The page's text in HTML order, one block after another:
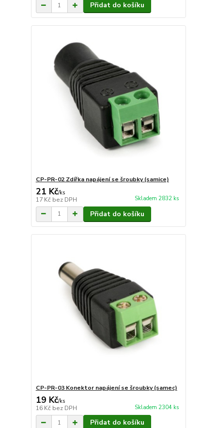
Přidat do košíku
CP-PR-02 Zdířka napájení se šroubky (samice)
21 Kč/ks
17 Kč bez DPH Skladem 2832 ks
Přidat do košíku
CP-PR-03 Konektor napájení se šroubky (samec)
19 Kč/ks
16 Kč bez DPH Skladem 2304 ks
Přidat do košíku